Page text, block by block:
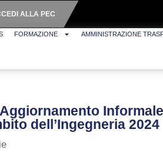
ALLA PEC
FORMAZIONE AMMINISTRAZIONE
dell’Ingegneria 2024